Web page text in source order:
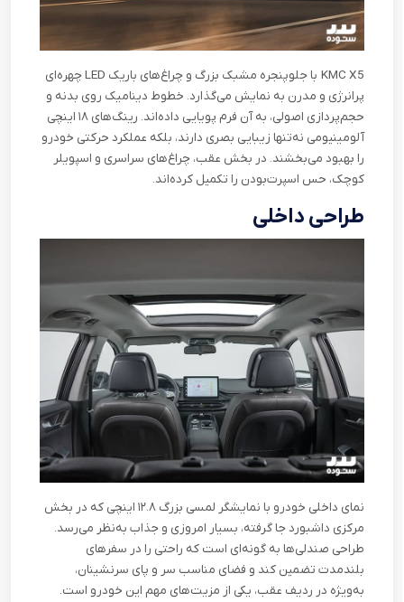
KMC X5 با جلوپنجره مشبک بزرگ و چراغ‌های باریک LEDچهره‌ای
پرانرژی و مدرن به نمایش می‌گذارد. خطوط دینامیک روی بدنه و
حجم‌پردازی اصولی، به آن فرم پویایی داده‌اند. رینگ‌های ۱۸ اینچی
آلومینیومی نه‌تنها زیبایی بصری دارند، بلکه عملکرد حرکتی خودرو
را بهبود می‌بخشند. در بخش عقب، چراغ‌های سراسری و اسپویلر
کوچک، حس اسپرت‌بودن را تکمیل کرده‌اند.
طراحی داخلی
نمای داخلی خودرو با نمایشگر لمسی بزرگ ۱۲.۸ اینچی که در بخش
مرکزی داشبورد جا گرفته، بسیار امروزی و جذاب به‌نظر می‌رسد.
طراحی صندلی‌ها به گونه‌ای است که راحتی را در سفرهای
بلندمدت تضمین کند و فضای مناسب سر و پای سرنشینان،
به‌ویژه در ردیف عقب، یکی از مزیت‌های مهم این خودرو است.